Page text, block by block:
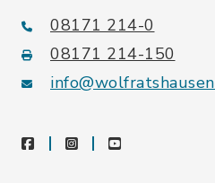
08171 214-0
08171 214-150
facebookinstagramyoutube